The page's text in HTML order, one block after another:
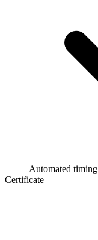
Automated timing
Certificate